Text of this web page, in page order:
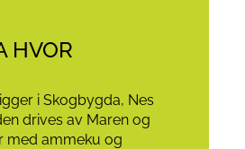
HVOR
i Skogbygda, Nes
drives av Maren og
med ammeku og